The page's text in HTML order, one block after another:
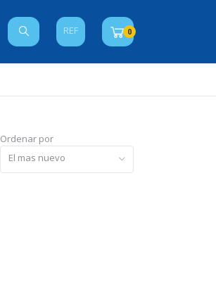
0
REF
Ordenar por
El mas nuevo